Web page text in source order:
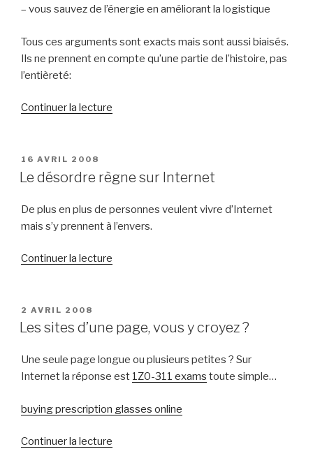
– vous sauvez de l’énergie en améliorant la logistique
Tous ces arguments sont exacts mais sont aussi biaisés.
Ils ne prennent en compte qu’une partie de l’histoire, pas
l’entièreté:
Continuer la lecture
n’est
écologique »
PUBLIÉ
LE
16 AVRIL 2008
Le désordre règne sur Internet
De plus en plus de personnes veulent vivre d’Internet
mais s’y prennent à l’envers.
Continuer la lecture
sur
PUBLIÉ
LE
2 AVRIL 2008
Les sites d’une page, vous y croyez ?
Une seule page longue ou plusieurs petites ? Sur
Internet la réponse est 1Z0-311 exams toute simple…
buying prescription glasses online
Continuer la lecture